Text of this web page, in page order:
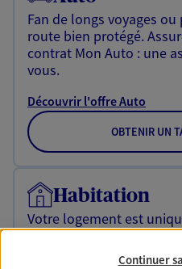
Fan de longs voyages
route bien protégé.
contrat Mon Auto : une
vous.
Découvrir l'offre Auto
OBTENIR UN
Habitation
Votre logement est
contrat Ma Maison
protégeant ce qui vous
Continuer